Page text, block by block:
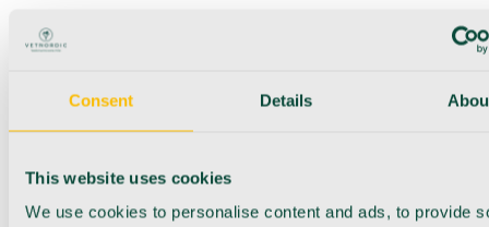
Consent Details
This website uses cookies
We use cookies to personalise content and ads, to provide